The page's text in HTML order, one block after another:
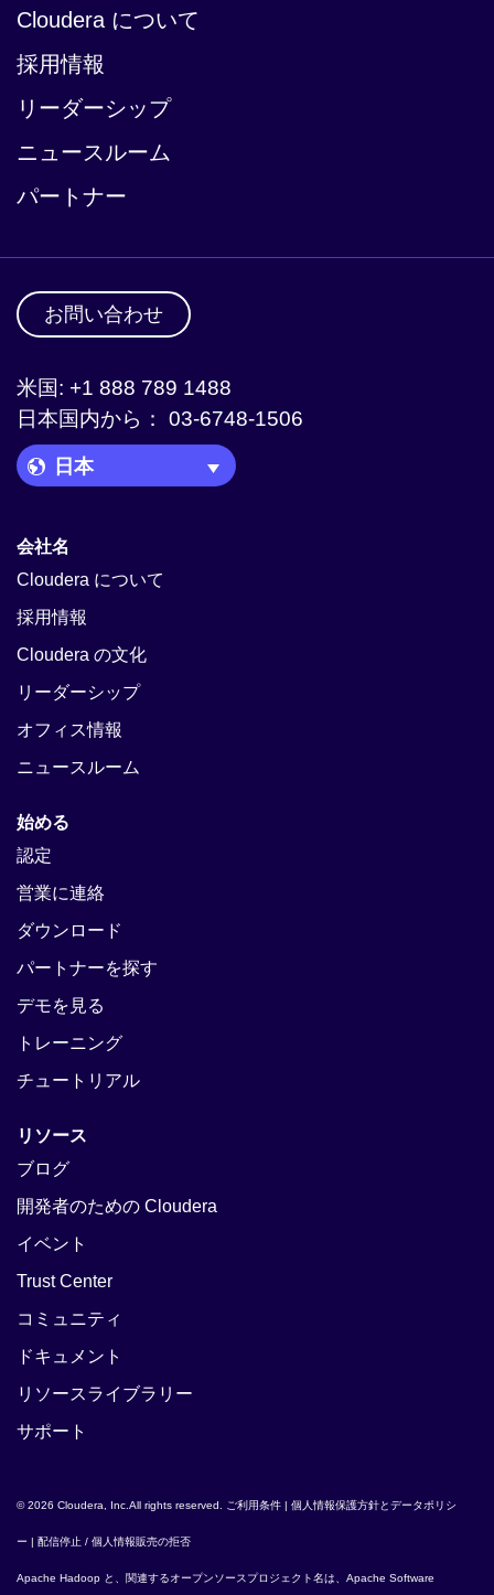
Cloudera について
採用情報
リーダーシップ
ニュースルーム
パートナー
お問い合わせ
米国: +1 888 789 1488
日本国内から： 03-6748-1506
Language Picker
会社名
Cloudera について
採用情報
Cloudera の文化
リーダーシップ
オフィス情報
ニュースルーム
始める
認定
営業に連絡
ダウンロード
パートナーを探す
デモを見る
トレーニング
チュートリアル
リソース
ブログ
開発者のための Cloudera
イベント
Trust Center
コミュニティ
ドキュメント
リソースライブラリー
サポート
© 2026 Cloudera, Inc.All rights reserved. ご利用条件 | 個人情報保護方針とデータポリシ
ー | 配信停止 / 個人情報販売の拒否
Apache Hadoop と、関連するオープンソースプロジェクト名は、 Apache Software